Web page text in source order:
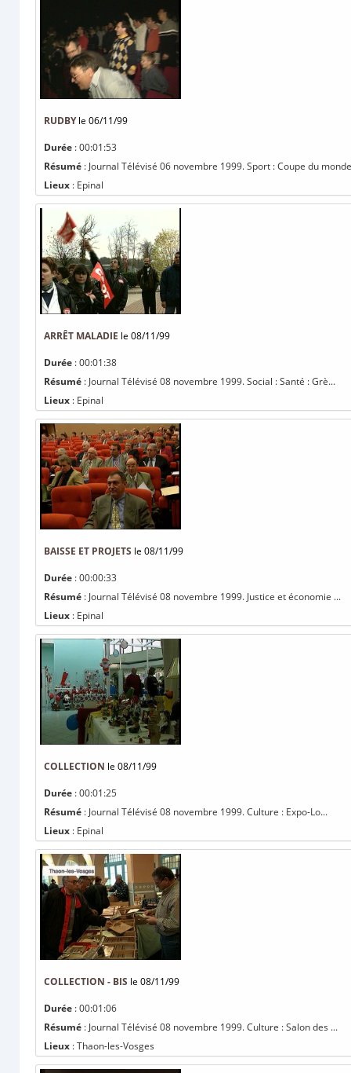
RUDBYle 06/11/99
Durée : 00:01:53
Résumé : Journal Télévisé 06 novembre 1999. Sport : Coupe du
Lieux : Epinal
ARRÊT MALADIE le 08/11/99
Durée : 00:01:38
Résumé : Journal Télévisé 08 novembre 1999. Social : Santé : Grè...
Lieux : Epinal
BAISSE ET PROJETS le 08/11/99
Durée : 00:00:33
Résumé : Journal Télévisé 08 novembre 1999. Justice et économie ...
Lieux : Epinal
COLLECTION le 08/11/99
Durée : 00:01:25
Résumé : Journal Télévisé 08 novembre 1999. Culture : Expo-Lo...
Lieux : Epinal
COLLECTION - BIS le 08/11/99
Durée : 00:01:06
Résumé : Journal Télévisé 08 novembre 1999. Culture : Salon des ...
Lieux : Thaon-les-Vosges